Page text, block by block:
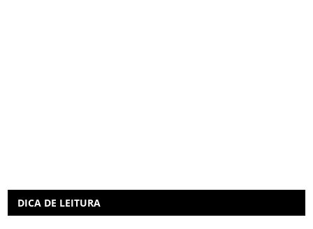
DICA DE LEITURA